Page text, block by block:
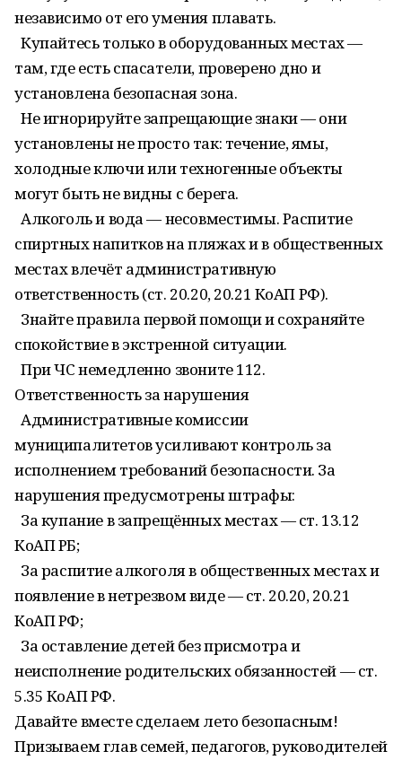
независимо от его умения плавать.
Купайтесь только в оборудованных местах —
там, где есть спасатели, проверено дно и
установлена безопасная зона.
Не игнорируйте запрещающие знаки — они
установлены не просто так: течение, ямы,
холодные ключи или техногенные объекты
могут быть не видны с берега.
Алкоголь и вода — несовместимы. Распитие
спиртных напитков на пляжах и в общественных
местах влечёт административную
ответственность (ст. 20.20, 20.21 КоАП РФ).
Знайте правила первой помощи и сохраняйте
спокойствие в экстренной ситуации.
При ЧС немедленно звоните 112.
Ответственность за нарушения
Административные комиссии
муниципалитетов усиливают контроль за
исполнением требований безопасности. За
нарушения предусмотрены штрафы:
За купание в запрещённых местах — ст. 13.12
КоАП РБ;
За распитие алкоголя в общественных местах и
появление в нетрезвом виде — ст. 20.20, 20.21
КоАП РФ;
За оставление детей без присмотра и
неисполнение родительских обязанностей — ст.
5.35 КоАП РФ.
Давайте вместе сделаем лето безопасным!
Призываем глав семей, педагогов, руководителей